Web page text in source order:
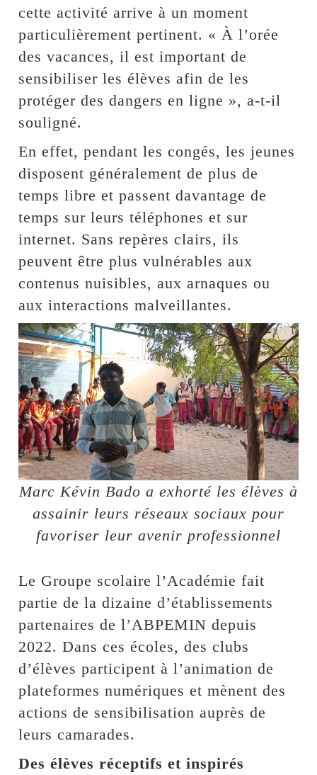
cette activité arrive à un moment
particulièrement pertinent. « À l’orée
des vacances, il est important de
sensibiliser les élèves afin de les
protéger des dangers en ligne », a-t-il
souligné.
‎En effet, pendant les congés, les jeunes
disposent généralement de plus de
temps libre et passent davantage de
temps sur leurs téléphones et sur
internet. Sans repères clairs, ils
peuvent être plus vulnérables aux
contenus nuisibles, aux arnaques ou
aux interactions malveillantes.
Marc Kévin Bado a exhorté les élèves à
assainir leurs réseaux sociaux pour
favoriser leur avenir professionnel
‎Le Groupe scolaire l’Académie fait
partie de la dizaine d’établissements
partenaires de l’ABPEMIN depuis
2022. Dans ces écoles, des clubs
d’élèves participent à l’animation de
plateformes numériques et mènent des
actions de sensibilisation auprès de
leurs camarades.
‎Des élèves réceptifs et inspirés